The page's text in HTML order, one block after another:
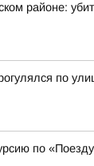
районе:
по
по